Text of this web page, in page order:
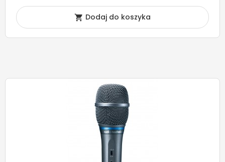
 Dodaj do koszyka